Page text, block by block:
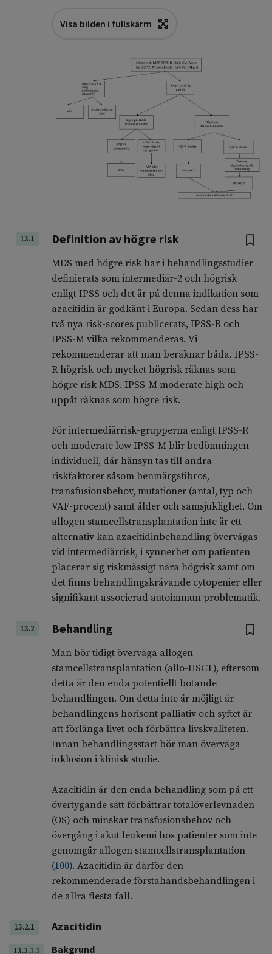
Visa bilden i fullskärm
13.1 Definition av högre risk
MDS med högre risk har i behandlingsstudier
definierats som intermediär-2 och högrisk
enligt IPSS och det är på denna indikation som
azacitidin är godkänt i Europa. Sedan dess har
två nya risk-scores publicerats, IPSS-R och
IPSS-M vilka rekommenderas. Vi
rekommenderar att man beräknar båda. IPSS-
R högrisk och mycket högrisk räknas som
högre risk MDS. IPSS-M moderate high och
uppåt räknas som högre risk.
För intermediärrisk-grupperna enligt IPSS-R
och moderate low IPSS-M blir bedömningen
individuell, där hänsyn tas till andra
riskfaktorer såsom benmärgsfibros,
transfusionsbehov, mutationer (antal, typ och
VAF-procent) samt ålder och samsjuklighet. Om
allogen stamcellstransplantation inte är ett
alternativ kan azacitidinbehandling övervägas
vid intermediärrisk, i synnerhet om patienten
placerar sig riskmässigt nära högrisk samt om
det finns behandlingskrävande cytopenier eller
signifikant associerad autoimmun problematik.
13.2 Behandling
Man bör tidigt överväga allogen
stamcellstransplantation (allo-HSCT), eftersom
detta är den enda potentiellt botande
behandlingen. Om detta inte är möjligt är
behandlingens horisont palliativ och syftet är
att förlänga livet och förbättra livskvaliteten.
Innan behandlingsstart bör man överväga
inklusion i klinisk studie.
Azacitidin är den enda behandling som på ett
övertygande sätt förbättrar totalöverlevnaden
(OS) och minskar transfusionsbehov och
övergång i akut leukemi hos patienter som inte
genomgår allogen stamcellstransplantation
(100). Azacitidin är därför den
rekommenderade förstahandsbehandlingen i
de allra flesta fall.
13.2.1 Azacitidin
13.2.1.1 Bakgrund